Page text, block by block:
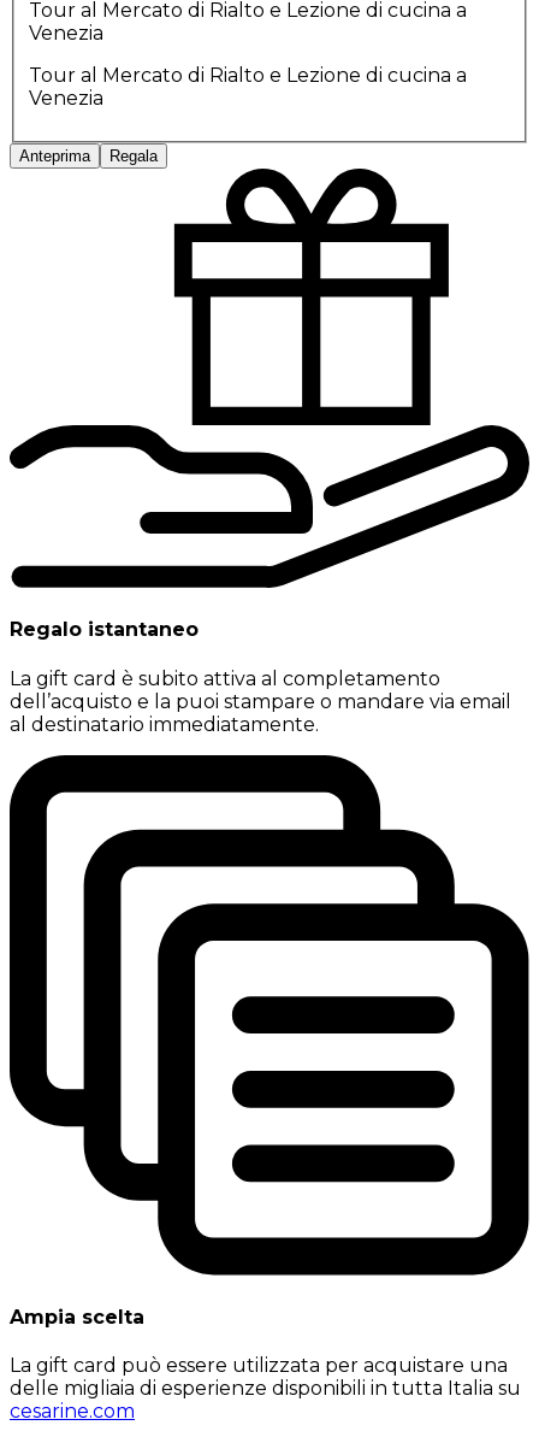
Tour al Mercato di Rialto e Lezione di cucina a
Venezia
Tour al Mercato di Rialto e Lezione di cucina a
Venezia
Anteprima Regala
Regalo istantaneo
La gift card è subito attiva al completamento
dell’acquisto e la puoi stampare o mandare via email
al destinatario immediatamente.
Ampia scelta
La gift card può essere utilizzata per acquistare una
delle migliaia di esperienze disponibili in tutta Italia su
cesarine.com